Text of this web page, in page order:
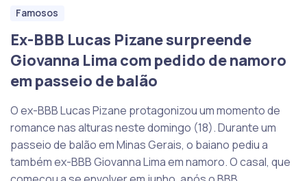
Famosos
Ex-BBB Lucas Pizane surpreende
Giovanna Lima com pedido de namoro
em passeio de balão
O ex-BBB Lucas Pizane protagonizou um momento de
romance nas alturas neste domingo (18). Durante um
passeio de balão em Minas Gerais, o baiano pediu a
também ex-BBB Giovanna Lima em namoro. O casal, que